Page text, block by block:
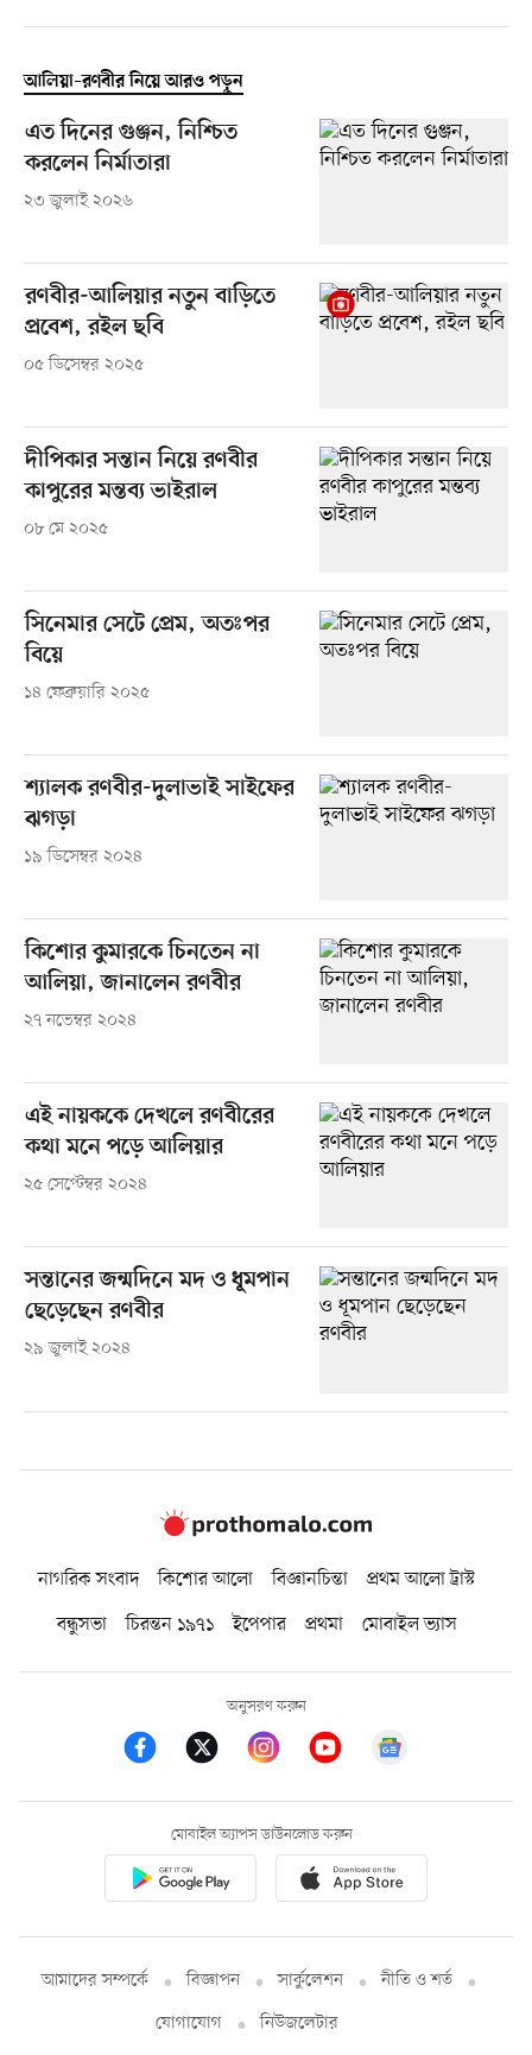
আলিয়া–রণবীর নিয়ে আরও পড়ুন
এত দিনের গুঞ্জন, নিশ্চিত
করলেন নির্মাতারা
২৩ জুলাই ২০২৬
রণবীর-আলিয়ার নতুন বাড়িতে
প্রবেশ, রইল ছবি
০৫ ডিসেম্বর ২০২৫
দীপিকার সন্তান নিয়ে রণবীর
কাপুরের মন্তব্য ভাইরাল
০৮ মে ২০২৫
সিনেমার সেটে প্রেম, অতঃপর
বিয়ে
১৪ ফেব্রুয়ারি ২০২৫
শ্যালক রণবীর-দুলাভাই সাইফের
ঝগড়া
১৯ ডিসেম্বর ২০২৪
কিশোর কুমারকে চিনতেন না
আলিয়া, জানালেন রণবীর
২৭ নভেম্বর ২০২৪
এই নায়ককে দেখলে রণবীরের
কথা মনে পড়ে আলিয়ার
২৫ সেপ্টেম্বর ২০২৪
সন্তানের জন্মদিনে মদ ও ধূমপান
ছেড়েছেন রণবীর
২৯ জুলাই ২০২৪
নাগরিক সংবাদ কিশোর আলো বিজ্ঞানচিন্তা
প্রথম আলো ট্রাস্ট
বন্ধুসভা
চিরন্তন ১৯৭১ ইপেপার প্রথমা মোবাইল ভ্যাস
অনুসরণ করুন
মোবাইল অ্যাপস ডাউনলোড করুন
আমাদের সম্পর্কে বিজ্ঞাপন সার্কুলেশন
নীতি ও শর্ত
যোগাযোগ
নিউজলেটার